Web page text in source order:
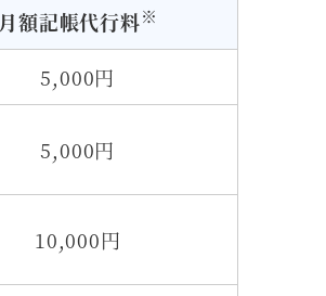
月額記帳代行料※
5,000円
5,000円
10,000円